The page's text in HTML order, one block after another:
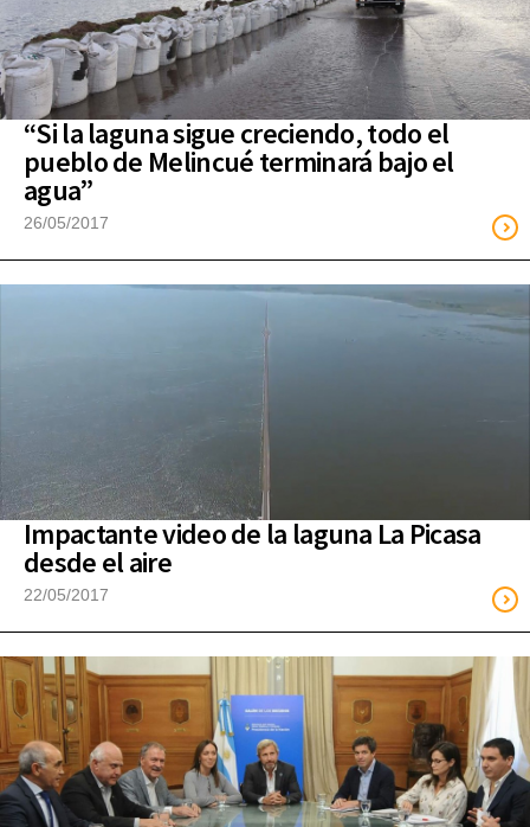
“Si la laguna sigue creciendo, todo el
pueblo de Melincué terminará bajo el
agua”
26/05/2017
Impactante video de la laguna La Picasa
desde el aire
22/05/2017